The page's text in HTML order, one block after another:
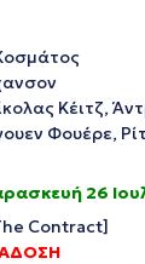
Κέιτζ,
Φουέρε,
26
Contract]